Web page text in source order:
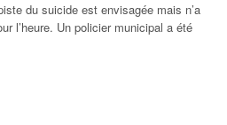
du suicide est envisagée mais n’a
l’heure. Un policier municipal a été